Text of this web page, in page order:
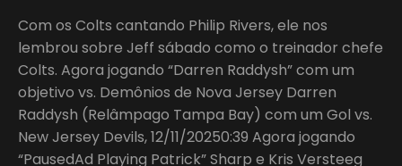
Com os Colts cantando Philip Rivers, ele nos
lembrou sobre Jeff sábado como o treinador chefe
Colts. Agora jogando “Darren Raddysh” com um
objetivo vs. Demônios de Nova Jersey Darren
Raddysh (Relâmpago Tampa Bay) com um Gol vs.
New Jersey Devils, 12/11/20250:39 Agora jogando
“PausedAd Playing Patrick” Sharp e Kris Versteeg